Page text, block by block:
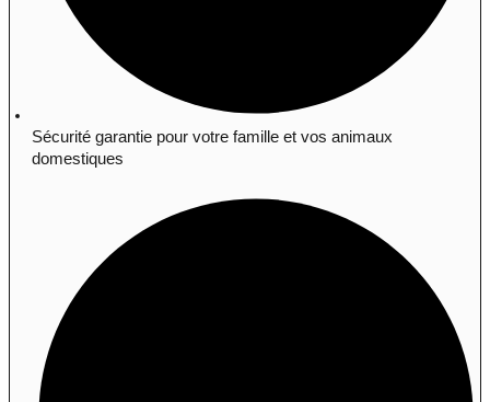
Sécurité garantie pour votre famille et vos animaux
domestiques